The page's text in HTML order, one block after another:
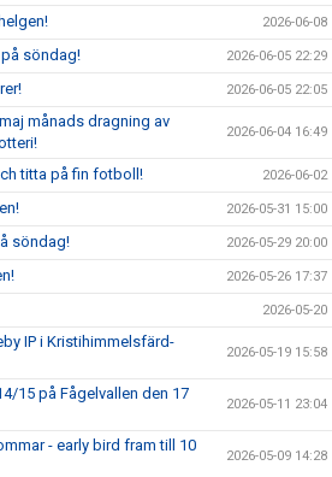
2026-06-08
söndag! 2026-06-05 22:29
2026-06-05 22:05
månads dragning av
2026-06-04 16:49
titta på fin fotboll! 2026-06-02
2026-05-31 15:00
söndag! 2026-05-29 20:00
2026-05-26 17:37
2026-05-20
IP i Kristihimmelsfärd-
2026-05-19 15:58
15 på Fågelvallen den 17
2026-05-11 23:04
- early bird fram till 10
2026-05-09 14:28